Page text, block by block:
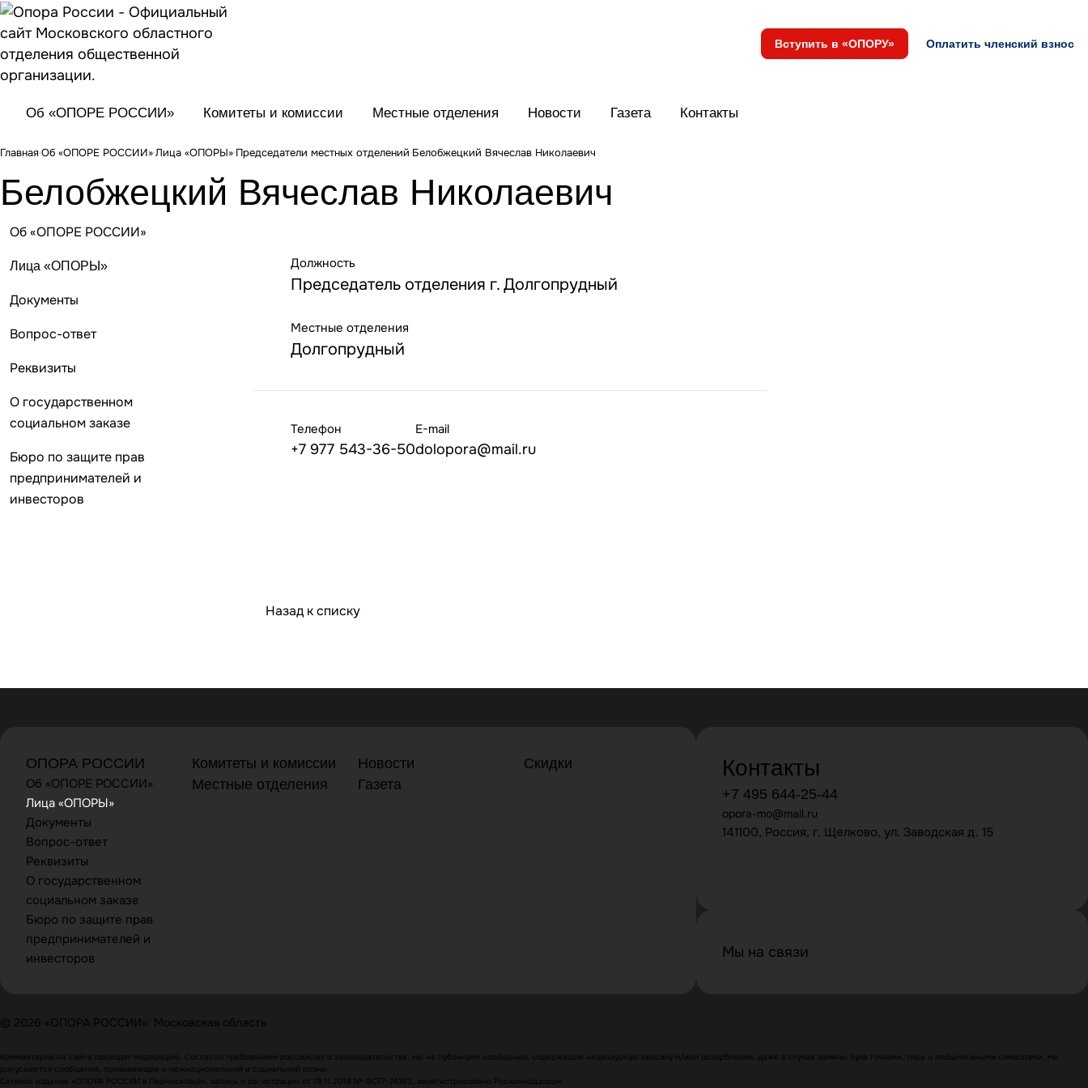
Вступить в «ОПОРУ» Оплатить членский взнос
Об «ОПОРЕ РОССИИ» Комитеты и комиссии Местные отделения Новости Газета Контакты
Главная Об «ОПОРЕ РОССИИ»Лица «ОПОРЫ» Председатели местных отделений Белобжецкий Вячеслав Николаевич
Белобжецкий Вячеслав Николаевич
Должность
Председатель отделения г. Долгопрудный
Местные отделения
Долгопрудный
Телефон
+7 977 543-36-50
E-mail
dolopora@mail.ru
Назад к списку
Об «ОПОРЕ РОССИИ»
Лица «ОПОРЫ»
Документы
Вопрос-ответ
Реквизиты
О государственном
социальном заказе
Бюро по защите прав
предпринимателей и
инвесторов
ОПОРА РОССИИ
Об «ОПОРЕ РОССИИ»
Лица «ОПОРЫ»
Документы
Вопрос-ответ
Реквизиты
О государственном
социальном заказе
Бюро по защите прав
предпринимателей и
инвесторов
Комитеты и комиссии
Местные отделения
Новости
Газета
Скидки Контакты
+7 495 644-25-44
opora-mo@mail.ru
141100, Россия, г. Щелково, ул. Заводская д. 15
Мы на связи
© 2026 «ОПОРА РОССИИ»: Московская область
Комментарии на сайте проходят модерацию. Согласно требованиям российского законодательства, мы не публикуем сообщения, содержащие нецензурную лексику и/или оскорбления, даже в случае замены букв точками, тире и любыми иными символами. Не
допускаются сообщения, призывающие к межнациональной и социальной розни.
Сетевое издание «ОПОРА РОССИИ в Подмосковье», запись о регистрации от 19.11.2018 № ФС77-74363, зарегистрировано Роскомнадзором.